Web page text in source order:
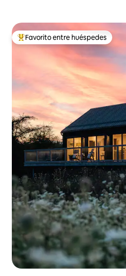
Favorito entre huéspedes preferido
Favorito entre huéspedes